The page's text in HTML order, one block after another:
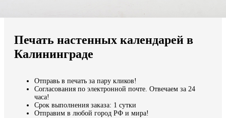
Мы доставляем по всему миру
Продолжить без города
Печать настенных календарей в
Калининграде
Отправь в печать за пару кликов!
Согласования по электронной почте. Отвечаем за 24
часа!
Срок выполнения заказа: 1 сутки
Отправим в любой город РФ и мира!